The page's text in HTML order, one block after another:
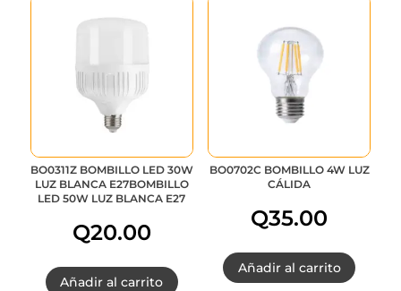
BO0311Z BOMBILLO LED 30W
LUZ BLANCA E27BOMBILLO
LED 50W LUZ BLANCA E27
Q20.00
Añadir al carrito
BO0702C BOMBILLO 4W LUZ
CÁLIDA
Q35.00
Añadir al carrito